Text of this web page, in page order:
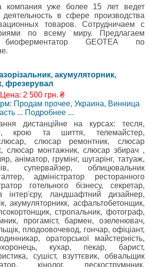
компания уже более 15 лет ведет
в сфере производства
товаров. Сотрудничаем с
по всему миру. Предлагаем
биоферментатор GEOTEA по
акумуляторник,
фрезерувал
Цена: 2 500 грн. ₴
Продам прочее, Украина, Винница
... Подробнее ...
дистанційне на курсах: тесля,
крою та шиття, телемайстер,
слюсар ремонтник, слюсар
слюсар монтажник, слюсар збирач ,
аніматор, грумінг, шугарінг, татуаж,
супервайзер, облицювальник
адміністратор ресторанного
готельного бізнесу, секретар,
інтер'єру, ландшафтний дизайнер,
акумуляторникк, асфальтобетонщик,
стропальник, фотограф,
прогаміст, бармен, озеленювач,
плодоовочевод, гончар, офіціант,
ораторської майстерність,
кухар, пекар, барист,
сушіст, взуттєвик, обвальщик
кінолог, пескострумнник,